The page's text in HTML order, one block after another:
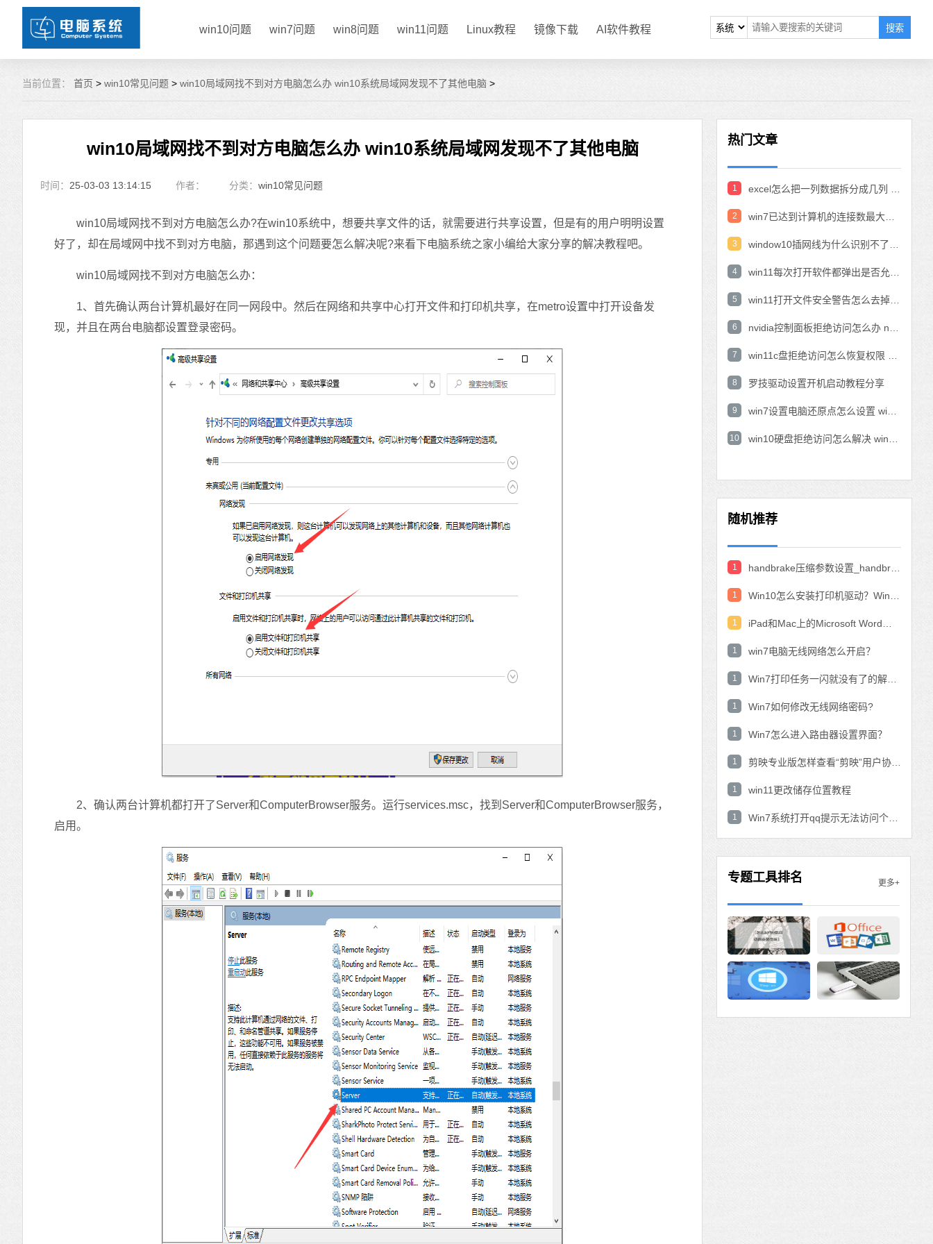
win10问题 win7问题 win8问题 win11问题 Linux教程 镜像下载 AI软件教程 搜索
当前位置： 首页 > win10常见问题 > win10局域网找不到对方电脑怎么办 win10系统局域网发现不了其他电脑 >
win10局域网找不到对方电脑怎么办 win10系统局域网发现不了其他电脑
时间： 25-03-03 13:14:15 作者： 分类： win10常见问题
win10局域网找不到对方电脑怎么办?在win10系统中，想要共享文件的话，就需要进行共享设置，但是有的用户明明设置
好了，却在局域网中找不到对方电脑，那遇到这个问题要怎么解决呢?来看下电脑系统之家小编给大家分享的解决教程吧。
win10局域网找不到对方电脑怎么办：
1、首先确认两台计算机最好在同一网段中。然后在网络和共享中心打开文件和打印机共享，在metro设置中打开设备发
现，并且在两台电脑都设置登录密码。
2、确认两台计算机都打开了Server和ComputerBrowser服务。运行services.msc，找到Server和ComputerBrowser服务，
启用。
热门文章
1
2
3
4
5
6
7
8 罗技驱动设置开机启动教程分享
9
10
随机推荐
1
1
1
1 win7电脑无线网络怎么开启？
1
1 Win7如何修改无线网络密码?
1 Win7怎么进入路由器设置界面？
1
1 win11更改储存位置教程
1
专题工具排名 更多+